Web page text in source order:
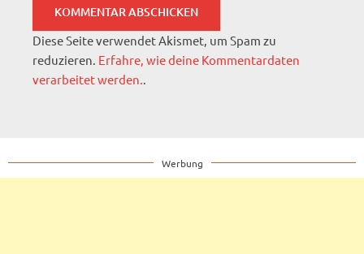
Diese Seite verwendet Akismet, um Spam zu
reduzieren. Erfahre, wie deine Kommentardaten
verarbeitet werden..
Werbung